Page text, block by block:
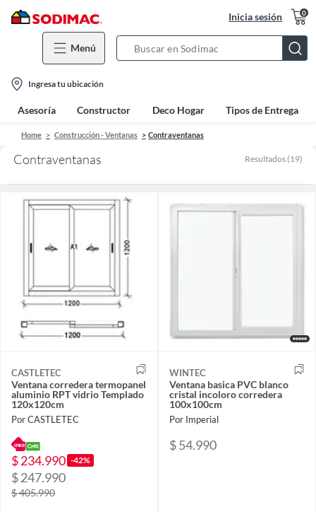
Inicia sesión 0
Menú
Bar
location-
icon
Ingresa tu ubicación
Asesoría Constructor Deco Hogar Tipos de Entrega
Home Construcción - Ventanas Contraventanas
Contraventanas Resultados (19)
CASTLETEC
Ventana corredera termopanel
aluminio RPT vidrio Templado
120x120cm
Por CASTLETEC
$ 234.990 -42%
$ 247.990
$ 405.990
WINTEC
Ventana basica PVC blanco
cristal incoloro corredera
100x100cm
Por Imperial
$ 54.990